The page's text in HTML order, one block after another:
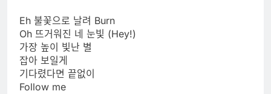
Eh 불꽃으로 날려 Burn
Oh 뜨거워진 네 눈빛 (Hey!)
가장 높이 빛난 별
잡아 보일게
기다렸다면 끝없이
Follow me